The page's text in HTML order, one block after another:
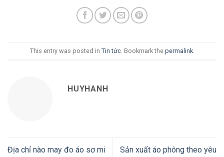
This entry was posted in Tin tức. Bookmark the permalink.
HUYHANH
Địa chỉ nào may đo áo sơ mi
Sản xuất áo phông theo yêu